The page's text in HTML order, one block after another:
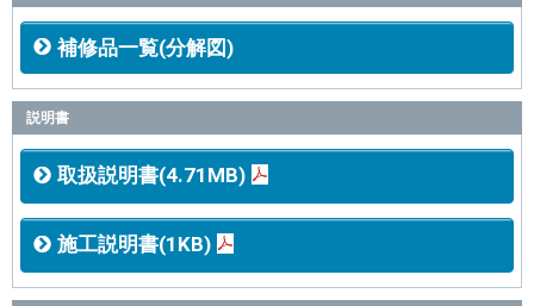
補修品一覧(分解図)
説明書
取扱説明書(4.71MB)
施工説明書(1KB)